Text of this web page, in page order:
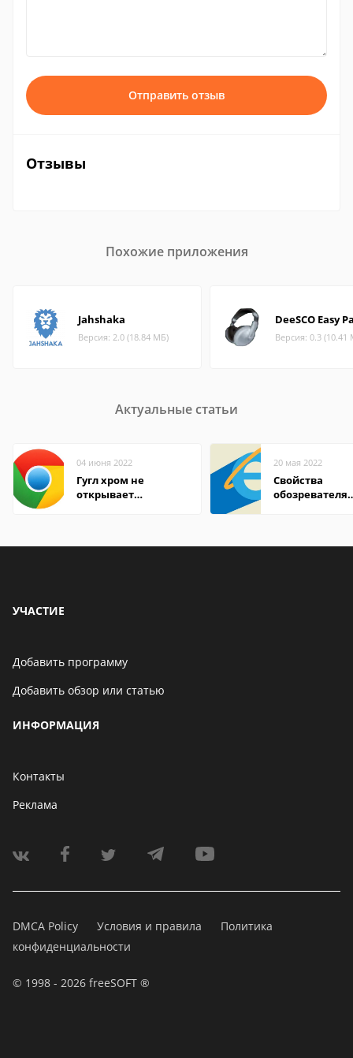
Отправить отзыв
Отзывы
Похожие приложения
Jahshaka
Версия: 2.0 (18.84 МБ)
DeeSCO Easy
Версия: 0.3 (10.41
Актуальные статьи
04 июня 2022
Гугл хром не
открывает
20 мая 2022
Свойства
обозревателя
УЧАСТИЕ
Добавить программу
Добавить обзор или статью
ИНФОРМАЦИЯ
Контакты
Реклама
DMCA Policy Условия и правила
Политика
конфиденциальности
© 1998 - 2026 freeSOFT ®